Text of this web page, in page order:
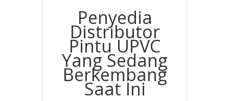
Penyedia
Distributor
Pintu UPVC
Yang Sedang
Berkembang
Saat Ini